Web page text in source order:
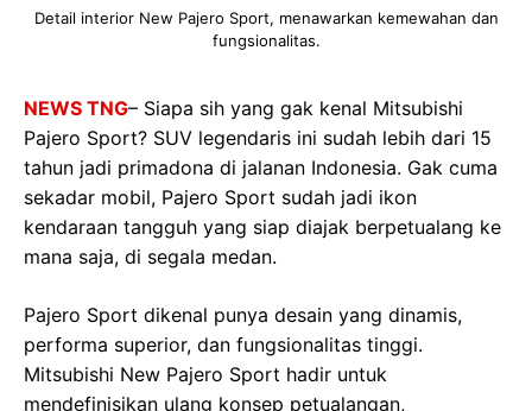
Detail interior New Pajero Sport, menawarkan kemewahan dan
fungsionalitas.
NEWS TNG– Siapa sih yang gak kenal Mitsubishi
Pajero Sport? SUV legendaris ini sudah lebih dari 15
tahun jadi primadona di jalanan Indonesia. Gak cuma
sekadar mobil, Pajero Sport sudah jadi ikon
kendaraan tangguh yang siap diajak berpetualang ke
mana saja, di segala medan.
Pajero Sport dikenal punya desain yang dinamis,
performa superior, dan fungsionalitas tinggi.
Mitsubishi New Pajero Sport hadir untuk
mendefinisikan ulang konsep petualangan,